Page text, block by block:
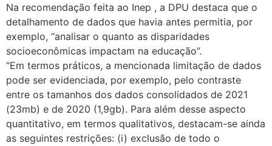
Na recomendação feita ao Inep , a DPU destaca que o
detalhamento de dados que havia antes permitia, por
exemplo, “analisar o quanto as disparidades
socioeconômicas impactam na educação”.
“Em termos práticos, a mencionada limitação de dados
pode ser evidenciada, por exemplo, pelo contraste
entre os tamanhos dos dados consolidados de 2021
(23mb) e de 2020 (1,9gb). Para além desse aspecto
quantitativo, em termos qualitativos, destacam-se ainda
as seguintes restrições: (i) exclusão de todo o